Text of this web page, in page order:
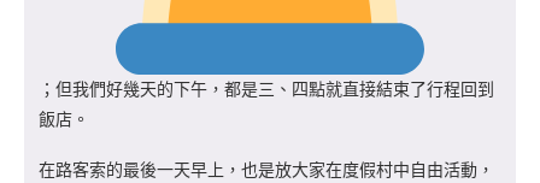
；但我們好幾天的下午，都是三、四點就直接結束了行程回到
飯店。
在路客索的最後一天早上，也是放大家在度假村中自由活動，